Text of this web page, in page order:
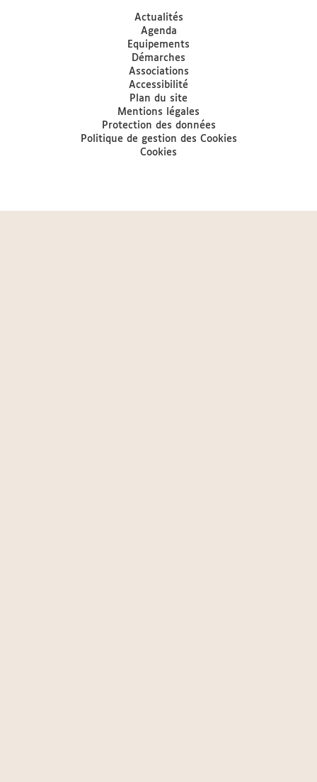
Actualités
Agenda
Equipements
Démarches
Associations
Accessibilité
Plan du site
Mentions légales
Protection des données
Politique de gestion des Cookies
Cookies